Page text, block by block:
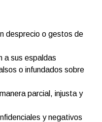
desprecio o gestos de
a sus espaldas
o infundados sobre
parcial, injusta y
y negativos